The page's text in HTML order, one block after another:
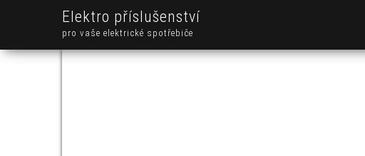
Elektro příslušenství
pro vaše elektrické spotřebiče